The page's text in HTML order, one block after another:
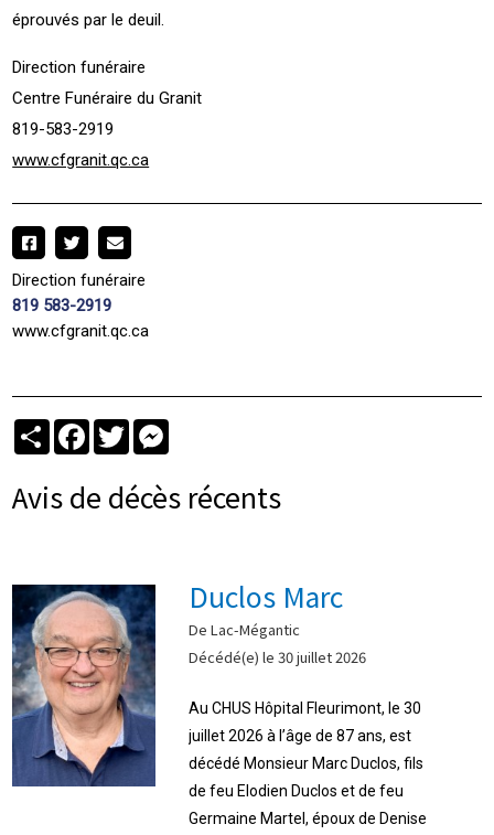
éprouvés par le deuil.
Direction funéraire
Centre Funéraire du Granit
819-583-2919
www.cfgranit.qc.ca
Direction funéraire
819 583-2919
www.cfgranit.qc.ca
PartagerFacebook
Twitter
Avis de décès récents
Duclos Marc
De Lac-Mégantic
Décédé(e) le 30 juillet 2026
Au CHUS Hôpital Fleurimont, le 30
juillet 2026 à l’âge de 87 ans, est
décédé Monsieur Marc Duclos, fils
de feu Elodien Duclos et de feu
Germaine Martel, époux de Denise